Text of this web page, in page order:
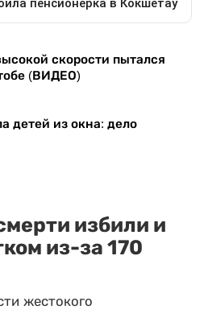
скорости пытался
(ВИДЕО)
детей из окна: дело
избили и
из-за 170
жестокого